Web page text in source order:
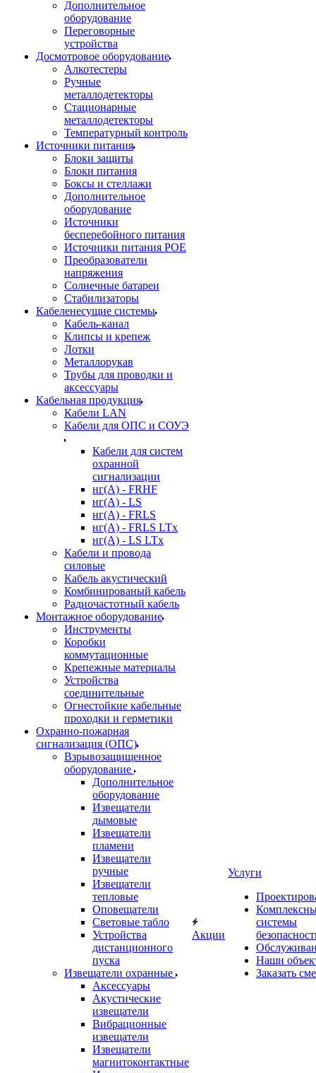
Дополнительное
оборудование
Переговорные
устройства
Досмотровое оборудование
Алкотестеры
Ручные
металлодетекторы
Стационарные
металлодетекторы
Температурный контроль
Источники питания
Блоки защиты
Блоки питания
Боксы и стеллажи
Дополнительное
оборудование
Источники
бесперебойного питания
Источники питания POE
Преобразователи
напряжения
Солнечные батареи
Стабилизаторы
Кабеленесущие системы
Кабель-канал
Клипсы и крепеж
Лотки
Металлорукав
Трубы для проводки и
аксессуары
Кабельная продукция
Кабели LAN
Кабели для ОПС и СОУЭ
Кабели для систем
охранной
сигнализации
нг(A) - FRHF
нг(A) - LS
нг(А) - FRLS
нг(А) - FRLS LTx
нг(А) - LS LTx
Кабели и провода
силовые
Кабель акустический
Комбинированый кабель
Радиочастотный кабель
Монтажное оборудование
Инструменты
Коробки
коммутационные
Крепежные материалы
Устройства
соединительные
Огнестойкие кабельные
проходки и герметики
Охранно-пожарная
сигнализация (ОПС)
Взрывозащищенное
оборудование
Дополнительное
оборудование
Извещатели
дымовые
Извещатели
пламени
Извещатели
ручные
Извещатели
тепловые
Оповещатели
Световые табло
Устройства
дистанционного
пуска
Извещатели охранные
Аксессуары
Акустические
извещатели
Вибрационные
извещатели
Извещатели
магнитоконтактные
Акции
Услуги
системы
Наши
Заказать